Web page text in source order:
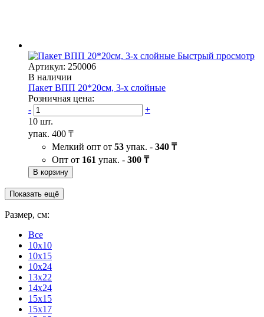
Быстрый просмотр
Артикул: 250006
В наличии
Пакет ВПП 20*20см, 3-х слойные
Розничная цена:
-
+
10 шт.
упак. 400 ₸
Мелкий опт от 53 упак. - 340 ₸
Опт от 161 упак. - 300 ₸
В корзину
Показать ещё
Размер, см:
Все
10x10
10x15
10x24
13x22
14x24
15x15
15x17